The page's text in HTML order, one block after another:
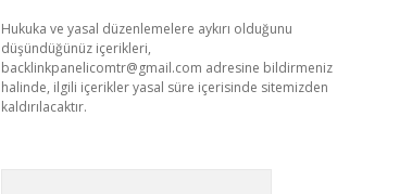
Hukuka ve yasal düzenlemelere aykırı olduğunu
düşündüğünüz içerikleri,
backlinkpanelicomtr@gmail.com adresine bildirmeniz
halinde, ilgili içerikler yasal süre içerisinde sitemizden
kaldırılacaktır.